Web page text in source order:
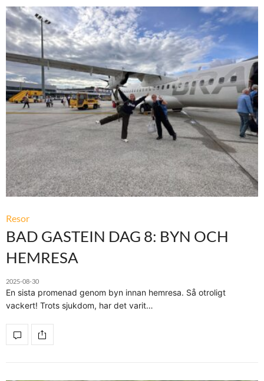
Resor
BAD GASTEIN DAG 8: BYN OCH
HEMRESA
2025-08-30
En sista promenad genom byn innan hemresa. Så otroligt
vackert! Trots sjukdom, har det varit…